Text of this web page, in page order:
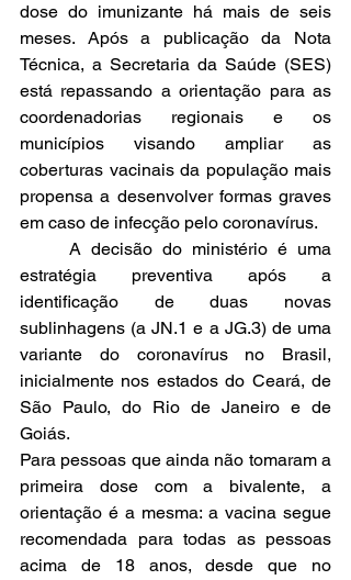
dose do imunizante há mais de seis
meses. Após a publicação da Nota
Técnica, a Secretaria da Saúde (SES)
está repassando a orientação para as
coordenadorias regionais e os
municípios visando ampliar as
coberturas vacinais da população mais
propensa a desenvolver formas graves
em caso de infecção pelo coronavírus.
estratégia preventiva após a
identificação de duas novas
sublinhagens (a JN.1 e a JG.3) de uma
variante do coronavírus no Brasil,
inicialmente nos estados do Ceará, de
São Paulo, do Rio de Janeiro e de
Goiás.
Para pessoas que ainda não tomaram a
primeira dose com a bivalente, a
orientação é a mesma: a vacina segue
recomendada para todas as pessoas
acima de 18 anos, desde que no